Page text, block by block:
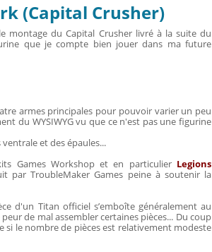
(Capital Crusher)
montage du Capital Crusher livré à la suite du
que je compte bien jouer dans ma future
armes principales pour pouvoir varier un peu
du WYSIWYG vu que ce n'est pas une figurine
et des épaules...
Games Workshop et en particulier Legions
par TroubleMaker Games peine à soutenir la
d'un Titan officiel s’emboîte généralement au
de mal assembler certaines pièces... Du coup
si le nombre de pièces est relativement modeste